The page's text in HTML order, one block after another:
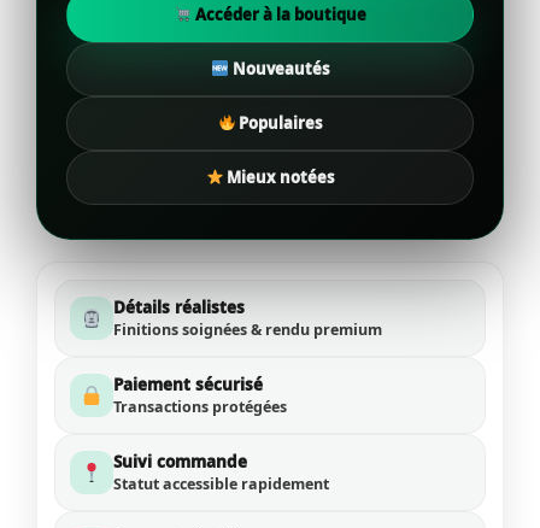
Accéder à la boutique
Nouveautés
Populaires
Mieux notées
Détails réalistes
Finitions soignées & rendu premium
Paiement sécurisé
Transactions protégées
Suivi commande
Statut accessible rapidement